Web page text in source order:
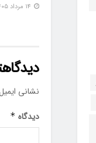
نشانی
دیدگاه *